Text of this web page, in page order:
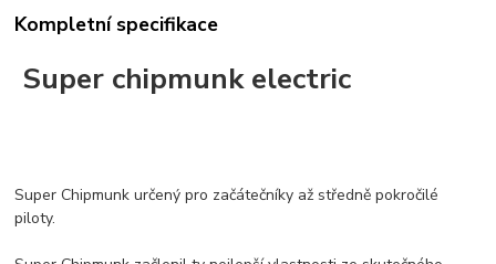
Kompletní specifikace
Super chipmunk electric
Super Chipmunk určený pro začátečníky až středně pokročilé
piloty.